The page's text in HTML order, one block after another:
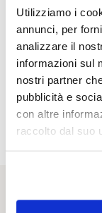
Utilizziamo i
annunci, per
analizzare il
informazioni sul
nostri partner
pubblicità e
con altre
raccolto dal suo